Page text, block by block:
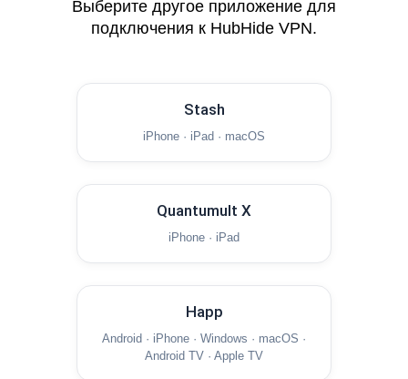
Выберите другое приложение для
подключения к HubHide VPN.
Stash
iPhone · iPad · macOS
Quantumult X
iPhone · iPad
Happ
Android · iPhone · Windows · macOS ·
Android TV · Apple TV